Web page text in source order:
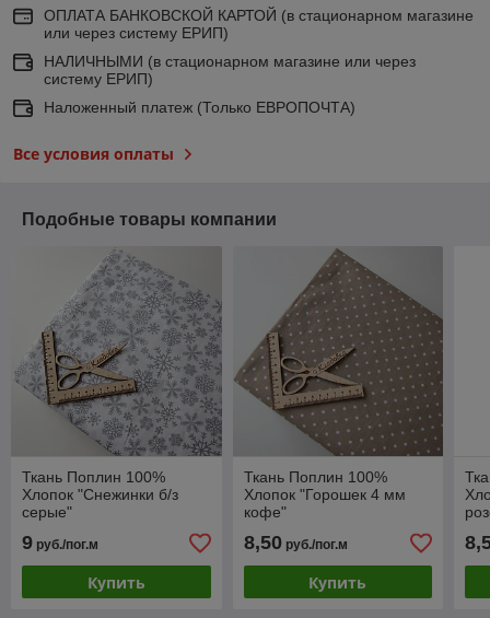
ОПЛАТА БАНКОВСКОЙ КАРТОЙ (в стационарном магазине
или через систему ЕРИП)
НАЛИЧНЫМИ (в стационарном магазине или через
систему ЕРИП)
Наложенный платеж (Только ЕВРОПОЧТА)
Все условия оплаты
Подобные товары компании
Ткань Поплин 100%
Хлопок "Снежинки б/з
серые"
9 руб./пог.м
Купить
Ткань Поплин 100%
Хлопок "Горошек 4 мм
кофе"
8,50руб./пог.м
Купить